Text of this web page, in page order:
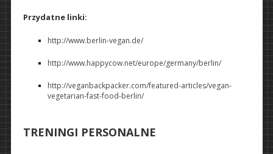
Przydatne linki:
http://www.berlin-vegan.de/
http://www.happycow.net/europe/germany/berlin/
http://veganbackpacker.com/featured-articles/vegan-
vegetarian-fast-food-berlin/
TRENINGI PERSONALNE